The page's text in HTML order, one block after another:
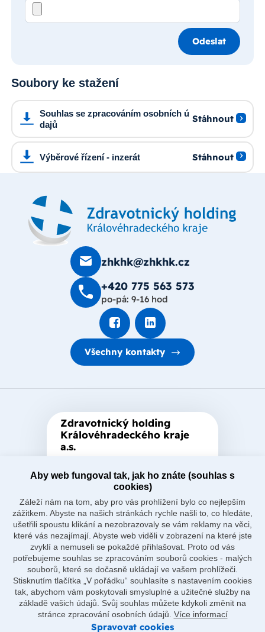
Odeslat
Soubory ke stažení
Souhlas se zpracováním osobních ú
dajů
Stáhnout
Výběrové řízení - inzerát Stáhnout
zhkhk@zhkhk.cz
+420 775 563 573
po-pá: 9-16 hod
Všechny kontakty
Zdravotnický holding
Královéhradeckého kraje
a.s.
založená Královéhradeckým
krajem, který je jediným
akcionářem společnosti.
Naše nemocnice
O holdingu
Důležité odkazy
Ostatní
Aby web fungoval tak, jak ho znáte (souhlas s
cookies)
Záleží nám na tom, aby pro vás prohlížení bylo co nejlepším
zážitkem. Abyste na našich stránkách rychle našli to, co hledáte,
ušetřili spoustu klikání a nezobrazovaly se vám reklamy na věci,
které vás nezajímají. Abyste web viděli v zobrazení na které jste
zvyklí a nemuseli se pokaždé přihlašovat. Proto od vás
potřebujeme souhlas se zpracováním souborů cookies - malých
souborů, které se dočasně ukládají ve vašem prohlížeči.
Stisknutím tlačítka „V pořádku“ souhlasíte s nastavením cookies
tak, abychom vám poskytovali smysluplné a užitečné služby na
základě vašich údajů. Svůj souhlas můžete kdykoli změnit na
stránce zpracování osobních údajů. Více informací
Spravovat cookies